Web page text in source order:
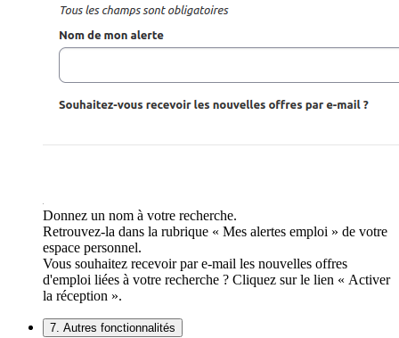
Donnez un nom à votre recherche.
Retrouvez-la dans la rubrique « Mes alertes emploi » de votre
espace personnel.
Vous souhaitez recevoir par e-mail les nouvelles offres
d'emploi liées à votre recherche ? Cliquez sur le lien « Activer
la réception ».
7. Autres fonctionnalités